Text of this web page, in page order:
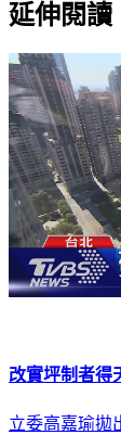
延伸閱讀
改實坪制者
立委高嘉瑜拋